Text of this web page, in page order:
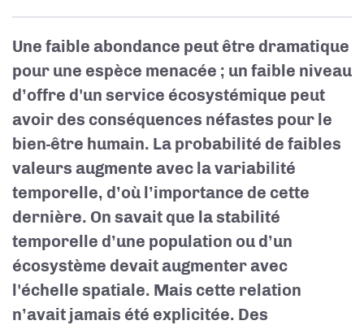
Une faible abondance peut être dramatique
pour une espèce menacée ; un faible niveau
d’offre d'un service écosystémique peut
avoir des conséquences néfastes pour le
bien-être humain. La probabilité de faibles
valeurs augmente avec la variabilité
temporelle, d’où l’importance de cette
dernière. On savait que la stabilité
temporelle d’une population ou d’un
écosystème devait augmenter avec
l'échelle spatiale. Mais cette relation
n’avait jamais été explicitée. Des